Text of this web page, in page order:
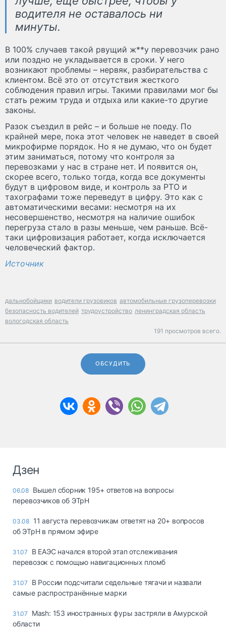
водителя не оставалось ни
минуты.
В 100% случаев такой рвущий ж**у перевозчик рано
или поздно не укладывается в сроки. У него
возникают проблемы – нервяк, разбирательства с
клиентом. Всё это от отсутствия жесткого
соблюдения правил игры. Такими правилами мог бы
стать режим труда и отдыха или какие-то другие
законы.
Разок съездил в рейс – и больше не поеду. По
крайней мере, пока этот человек не наведет в своей
микрофирме порядок. Но я не думаю, что он будет
этим заниматься, потому что контроля за
перевозками у нас в стране нет. И появится он,
скорее всего, только тогда, когда все документы
будут в цифровом виде, и контроль за РТО и
тахографами тоже переведут в цифру. Это как с
автоматическими весами: несмотря на их
несовершенство, несмотря на наличие ошибок
перегруза стало в разы меньше, чем раньше. Всё-
таки цифровизация работает, когда исключается
человеческий фактор.
Источник
дальнобойщики водители грузовиков автомобильные грузоперевозки
безопасность водителей трудоустройство ленинградская область
вологодская область
191 просмотров всего.
ОБСУДИТЬ
Дзен
06.08 Вышел сборник 195+ ответов на вопросы
перевозчиков об ЭТрН
03.08 11 августа перевозчикам ответят на 20+ вопросов
об ЭТрН в прямом эфире
31.07
В ЕАЭС начался второй этап отслеживания
перевозок с помощью навигационных пломб
31.07
В России подсчитали седельные тягачи и назвали
самые распространённые марки
31.07
Mash: 153 иностранных фуры застряли в Амурской
области